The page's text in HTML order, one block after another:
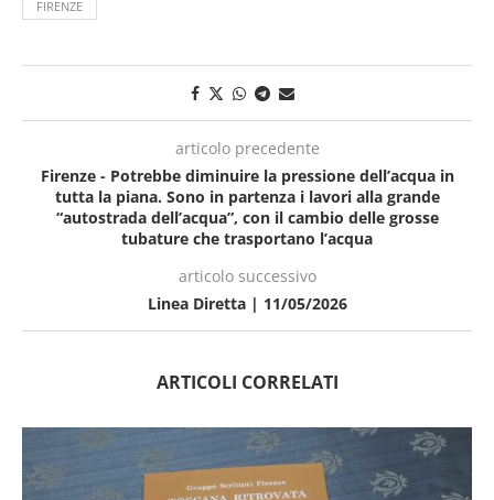
FIRENZE
articolo precedente
Firenze - Potrebbe diminuire la pressione dell’acqua in
tutta la piana. Sono in partenza i lavori alla grande
“autostrada dell’acqua”, con il cambio delle grosse
tubature che trasportano l’acqua
articolo successivo
Linea Diretta | 11/05/2026
ARTICOLI CORRELATI